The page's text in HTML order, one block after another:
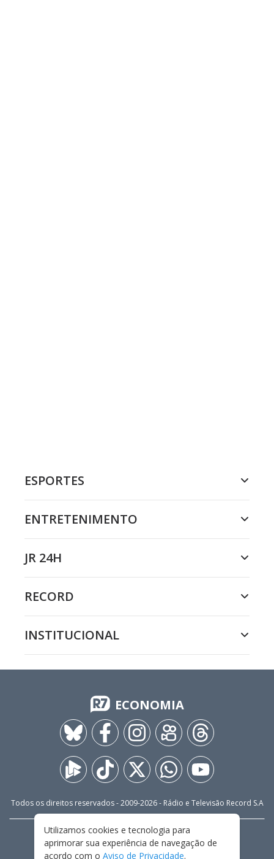
ESPORTES
ENTRETENIMENTO
JR 24H
RECORD
INSTITUCIONAL
ECONOMIA
Todos os direitos reservados - 2009-2026- Rádio e Televisão Record S.A
FALE CONOSCO
PRIVACIDADE
TERMOS E CONDIÇÕES DE USO
Utilizamos cookies e tecnologia para
aprimorar sua experiência de navegação de
acordo com o Aviso de Privacidade.